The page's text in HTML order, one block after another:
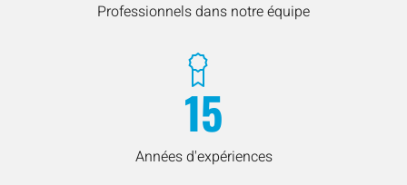
Professionnels dans notre équipe
15
Années d'expériences